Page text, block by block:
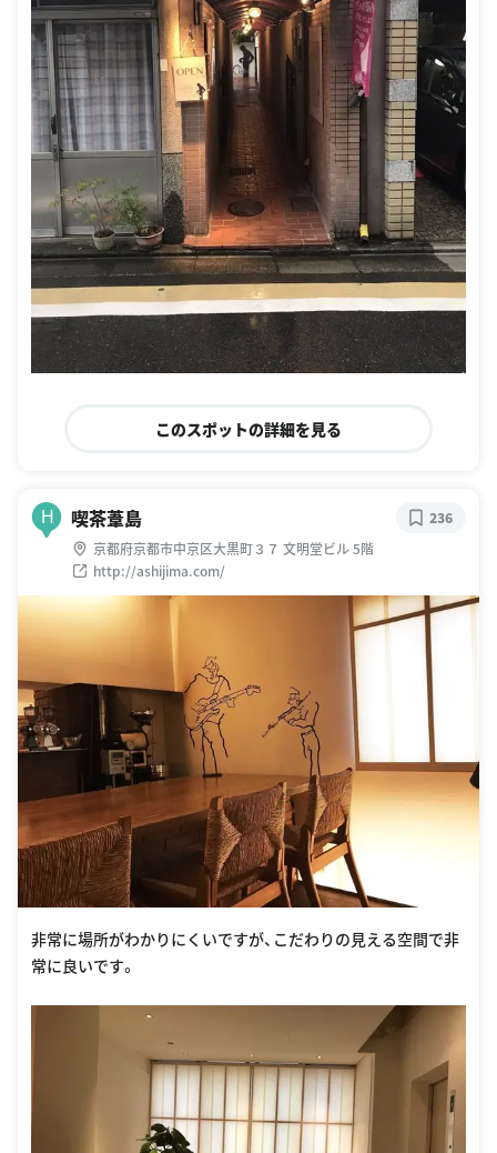
このスポットの詳細を見る
H 喫茶葦島
京都府京都市中京区大黒町３７ 文明堂ビル 5階
http://ashijima.com/
236
非常に場所がわかりにくいですが、こだわりの見える空間で非
常に良いです。